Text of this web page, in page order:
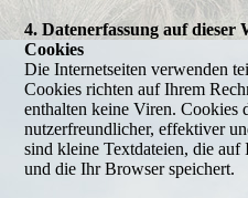
4. Datenerfassung auf dieser
Cookies
Die Internetseiten verwenden
Cookies richten auf Ihrem
enthalten keine Viren. Cookies
nutzerfreundlicher, effektiver
sind kleine Textdateien, die auf
und die Ihr Browser speichert.